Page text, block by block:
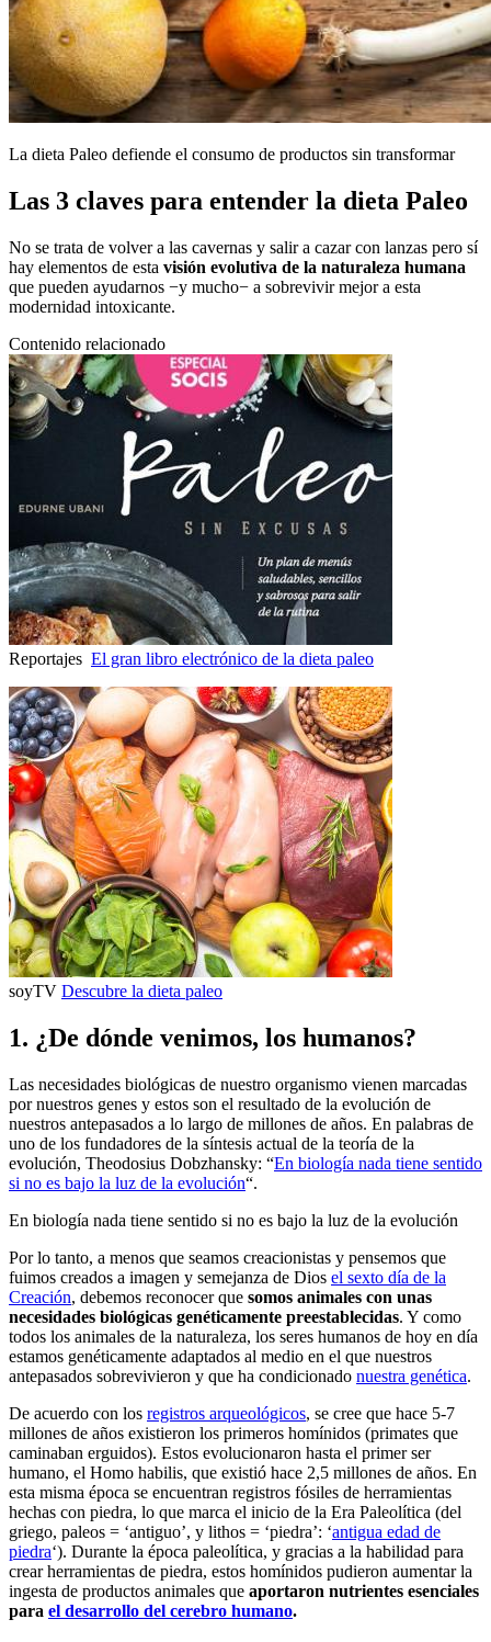
La dieta Paleo defiende el consumo de productos sin transformar
Las 3 claves para entender la dieta Paleo
No se trata de volver a las cavernas y salir a cazar con lanzas pero sí
hay elementos de esta visión evolutiva de la naturaleza humana
que pueden ayudarnos −y mucho− a sobrevivir mejor a esta
modernidad intoxicante.
Contenido relacionado
Reportajes El gran libro electrónico de la dieta paleo
soyTV Descubre la dieta paleo
1. ¿De dónde venimos, los humanos?
Las necesidades biológicas de nuestro organismo vienen marcadas
por nuestros genes y estos son el resultado de la evolución de
nuestros antepasados a lo largo de millones de años. En palabras de
uno de los fundadores de la síntesis actual de la teoría de la
evolución, Theodosius Dobzhansky: “En biología nada tiene sentido
si no es bajo la luz de la evolución“.
En biología nada tiene sentido si no es bajo la luz de la evolución
Por lo tanto, a menos que seamos creacionistas y pensemos que
fuimos creados a imagen y semejanza de Dios el sexto día de la
Creación, debemos reconocer que somos animales con unas
necesidades biológicas genéticamente preestablecidas. Y como
todos los animales de la naturaleza, los seres humanos de hoy en día
estamos genéticamente adaptados al medio en el que nuestros
antepasados sobrevivieron y que ha condicionado nuestra genética.
De acuerdo con los registros arqueológicos, se cree que hace 5-7
millones de años existieron los primeros homínidos (primates que
caminaban erguidos). Estos evolucionaron hasta el primer ser
humano, el Homo habilis, que existió hace 2,5 millones de años. En
esta misma época se encuentran registros fósiles de herramientas
hechas con piedra, lo que marca el inicio de la Era Paleolítica (del
griego, paleos = ‘antiguo’, y lithos = ‘piedra’: ‘antigua edad de
piedra‘). Durante la época paleolítica, y gracias a la habilidad para
crear herramientas de piedra, estos homínidos pudieron aumentar la
ingesta de productos animales que aportaron nutrientes esenciales
para el desarrollo del cerebro humano.